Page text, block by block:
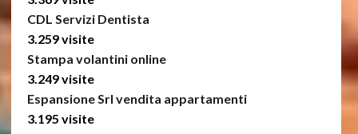
CDL Servizi Dentista
3.259 visite
Stampa volantini online
3.249 visite
Espansione Srl vendita appartamenti
3.195 visite